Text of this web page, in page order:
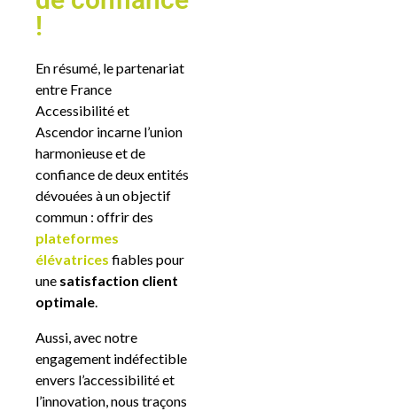
!
En résumé, le partenariat
entre France
Accessibilité et
Ascendor incarne l’union
harmonieuse et de
confiance de deux entités
dévouées à un objectif
commun : offrir des
plateformes
élévatrices fiables pour
une satisfaction client
optimale.
Aussi, avec notre
engagement indéfectible
envers l’accessibilité et
l’innovation, nous traçons